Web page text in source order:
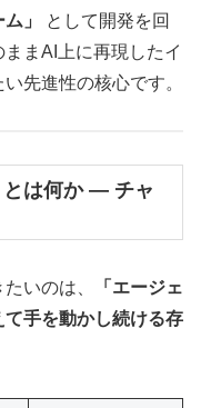
」
として開発を回
まAI上に再現したイ
先進性の核心です。
とは何か ― チャ
いのは、
「エージェ
手を動かし続ける存